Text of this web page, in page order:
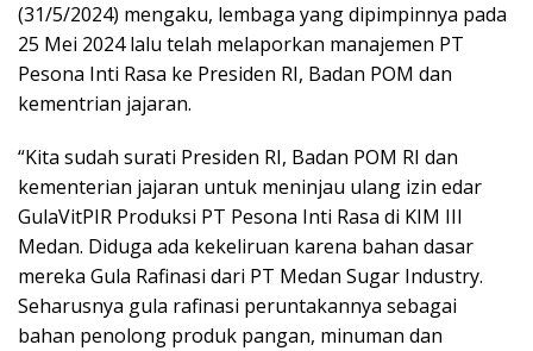
(31/5/2024) mengaku, lembaga yang dipimpinnya pada
25 Mei 2024 lalu telah melaporkan manajemen PT
Pesona Inti Rasa ke Presiden RI, Badan POM dan
kementrian jajaran.
“Kita sudah surati Presiden RI, Badan POM RI dan
kementerian jajaran untuk meninjau ulang izin edar
GulaVitPIR Produksi PT Pesona Inti Rasa di KIM III
Medan. Diduga ada kekeliruan karena bahan dasar
mereka Gula Rafinasi dari PT Medan Sugar Industry.
Seharusnya gula rafinasi peruntakannya sebagai
bahan penolong produk pangan, minuman dan